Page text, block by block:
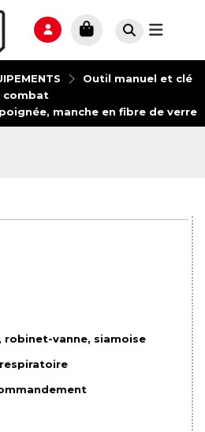
Outil manuel et clé
combat
manche en fibre de verre
vanne, siamoise